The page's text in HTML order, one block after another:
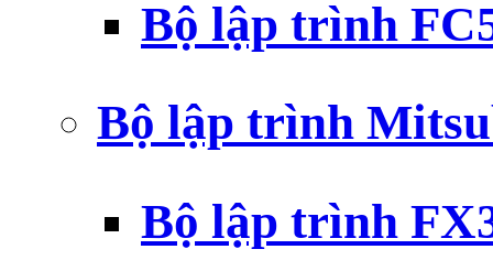
Bộ lập trình
Bộ lập trình
Bộ lập trình